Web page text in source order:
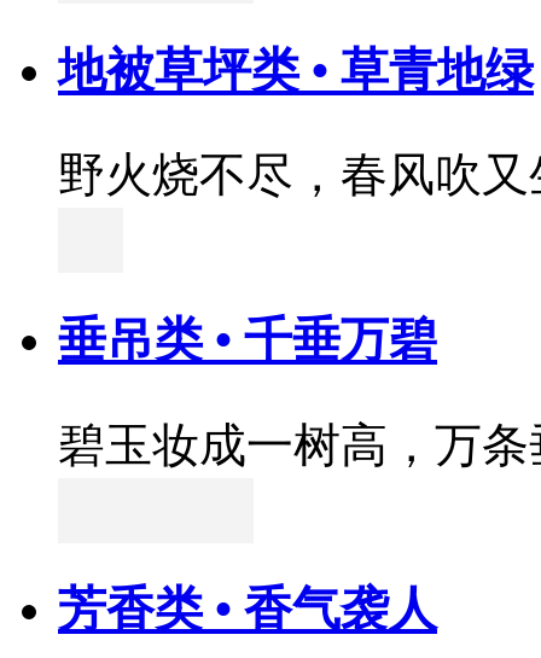
地被草坪类 • 草青地绿
野火烧不尽，春风吹又
垂吊类 • 千垂万碧
碧玉妆成一树高，万
芳香类 • 香气袭人